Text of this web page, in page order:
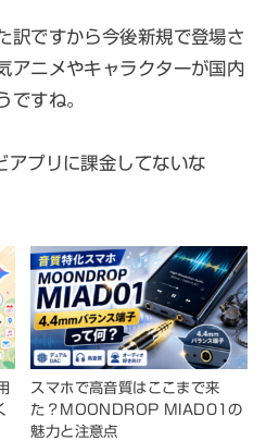
訳ですから今後新規で登場さ
アニメやキャラクターが国内
ですね。
アプリに課金してないな
スマホで高音質はここまで来
た？MOONDROP MIAD01の
魅力と注意点